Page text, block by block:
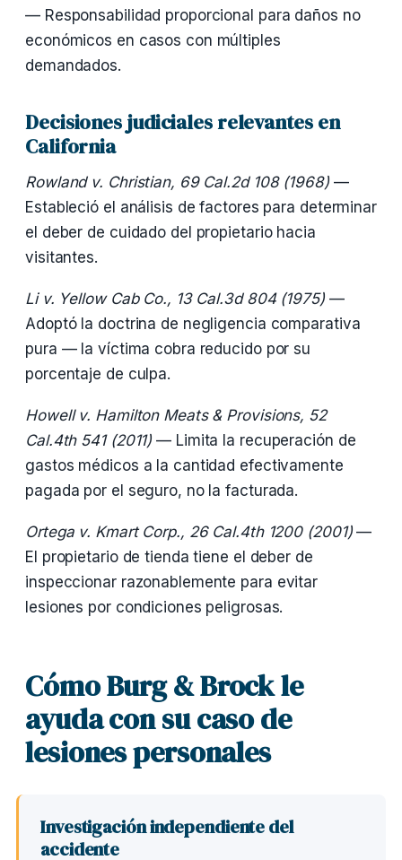
— Responsabilidad proporcional para daños no
económicos en casos con múltiples
demandados.
Decisiones judiciales relevantes en
California
Rowland v. Christian, 69 Cal.2d 108 (1968)—
Estableció el análisis de factores para determinar
el deber de cuidado del propietario hacia
visitantes.
Li v. Yellow Cab Co., 13 Cal.3d 804 (1975)—
Adoptó la doctrina de negligencia comparativa
pura — la víctima cobra reducido por su
porcentaje de culpa.
Howell v. Hamilton Meats & Provisions, 52
Cal.4th 541 (2011) — Limita la recuperación de
gastos médicos a la cantidad efectivamente
pagada por el seguro, no la facturada.
Ortega v. Kmart Corp., 26 Cal.4th 1200 (2001)—
El propietario de tienda tiene el deber de
inspeccionar razonablemente para evitar
lesiones por condiciones peligrosas.
Cómo Burg & Brock le
ayuda con su caso de
lesiones personales
Investigación independiente del
accidente